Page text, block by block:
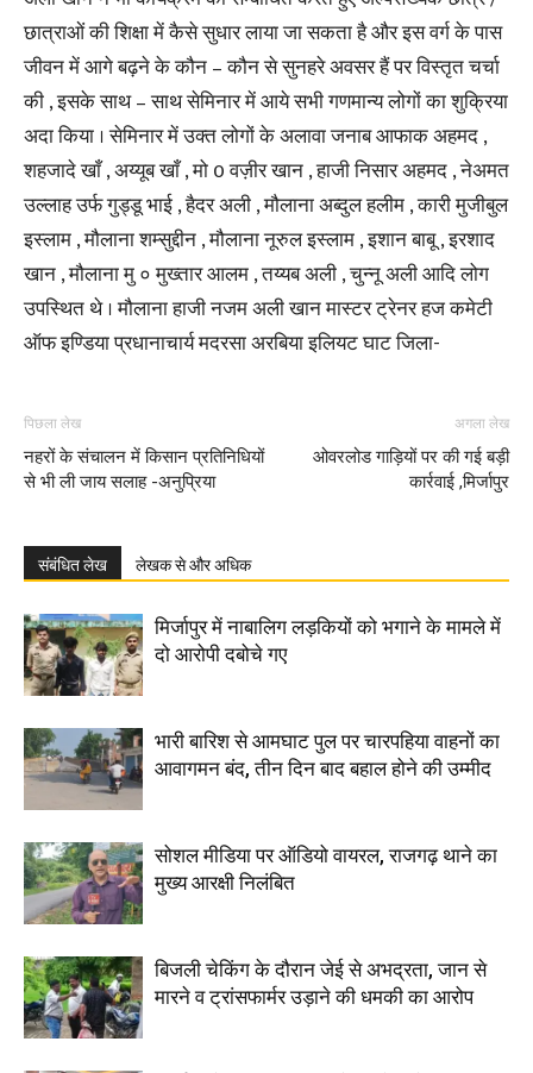
छात्राओं की शिक्षा में कैसे सुधार लाया जा सकता है और इस वर्ग के पास
जीवन में आगे बढ़ने के कौन – कौन से सुनहरे अवसर हैं पर विस्तृत चर्चा
की , इसके साथ – साथ सेमिनार में आये सभी गणमान्य लोगों का शुक्रिया
अदा किया । सेमिनार में उक्त लोगों के अलावा जनाब आफाक अहमद ,
शहजादे खाँ , अय्यूब खाँ , मो 0 वज़ीर खान , हाजी निसार अहमद , नेअमत
उल्लाह उर्फ गुड्डू भाई , हैदर अली , मौलाना अब्दुल हलीम , कारी मुजीबुल
इस्लाम , मौलाना शम्सुद्दीन , मौलाना नूरुल इस्लाम , इशान बाबू , इरशाद
खान , मौलाना मु ० मुख्तार आलम , तय्यब अली , चुन्नू अली आदि लोग
उपस्थित थे । मौलाना हाजी नजम अली खान मास्टर ट्रेनर हज कमेटी
ऑफ इण्डिया प्रधानाचार्य मदरसा अरबिया इलियट घाट जिला-
पिछला लेख
नहरों के संचालन में किसान प्रतिनिधियों
से भी ली जाय सलाह -अनुप्रिया
अगला लेख
ओवरलोड गाड़ियों पर की गई बड़ी
कार्रवाई ,मिर्जापुर
संबंधित लेख लेखक से और अधिक
मिर्जापुर में नाबालिग लड़कियों को भगाने के मामले में
दो आरोपी दबोचे गए
भारी बारिश से आमघाट पुल पर चारपहिया वाहनों का
आवागमन बंद, तीन दिन बाद बहाल होने की उम्मीद
सोशल मीडिया पर ऑडियो वायरल, राजगढ़ थाने का
मुख्य आरक्षी निलंबित
बिजली चेकिंग के दौरान जेई से अभद्रता, जान से
मारने व ट्रांसफार्मर उड़ाने की धमकी का आरोप